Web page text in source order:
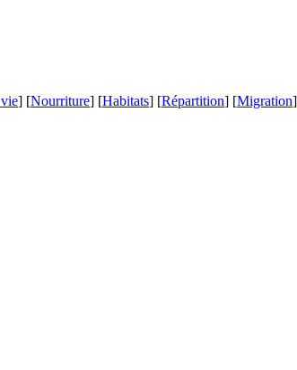
] [Nourriture] [Habitats] [Répartition] [Migration